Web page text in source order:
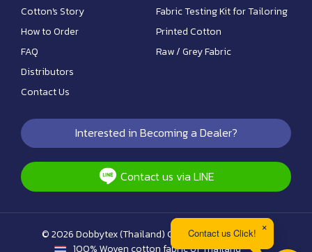
Cotton's Story
How to Order
FAQ
Distributors
Contact Us
Fabric Testing Kit for Tailoring
Printed Cotton
Raw / Grey Fabric
Interested in Becoming a Dealer?
Contact us via LINE
© 2026 Dobbytex (Thailand) Co., Ltd. สงวนลิขสิทธิ์
100% Woven cotton fabric of Thailand
Contact us Click!